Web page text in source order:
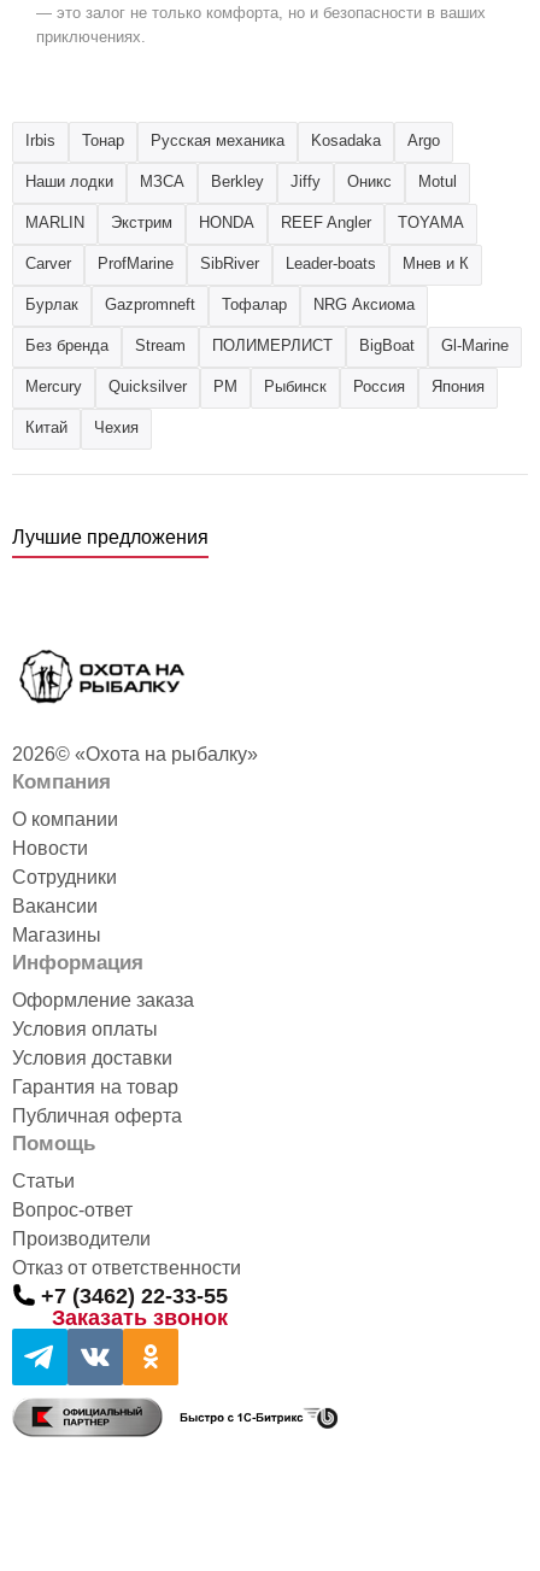
— это залог не только комфорта, но и безопасности в ваших
приключениях.
Irbis Тонар Русская механика Kosadaka Argo
Наши лодки МЗСА Berkley Jiffy Оникс Motul
MARLIN Экстрим HONDA REEF Angler TOYAMA
Carver ProfMarine SibRiver Leader-boats Мнев и К
Бурлак Gazpromneft Тофалар NRG Аксиома
Без бренда Stream ПОЛИМЕРЛИСТ BigBoat Gl-Marine
Mercury Quicksilver РМ Рыбинск Россия Япония
Китай Чехия
Лучшие предложения
Печь Экономка
"ИНВЕНТ" Малая, с
регулирующимися
(нерж.)
Нет в наличии
9 990 руб. /шт
ПОДРОБНЕЕ
2026© «Охота на рыбалку»
Компания
О компании
Новости
Сотрудники
Вакансии
Магазины
Информация
Оформление заказа
Условия оплаты
Условия доставки
Гарантия на товар
Публичная оферта
Помощь
Статьи
Вопрос-ответ
Производители
Отказ от ответственности
+7 (3462) 22-33-55
Заказать звонок